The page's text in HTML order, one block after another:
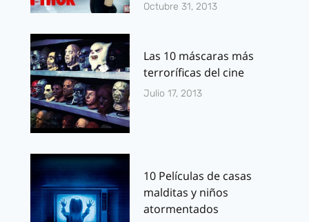
Octubre 31, 2013
Las 10 máscaras más
terroríficas del cine
Julio 17, 2013
10 Películas de casas
malditas y niños
atormentados